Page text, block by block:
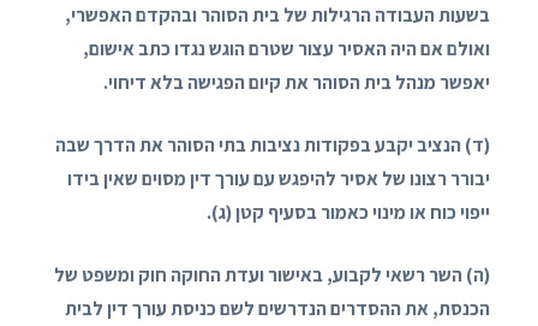
בשעות העבודה הרגילות של בית הסוהר ובהקדם האפשרי,
ואולם אם היה האסיר עצור שטרם הוגש נגדו כתב אישום,
יאפשר מנהל בית הסוהר את קיום הפגישה בלא דיחוי.
(ד) הנציב יקבע בפקודות נציבות בתי הסוהר את הדרך שבה
יבורר רצונו של אסיר להיפגש עם עורך דין מסוים שאין בידו
ייפוי כוח או מינוי כאמור בסעיף קטן (ג).
(ה) השר רשאי לקבוע, באישור ועדת החוקה חוק ומשפט של
הכנסת, את ההסדרים הנדרשים לשם כניסת עורך דין לבית